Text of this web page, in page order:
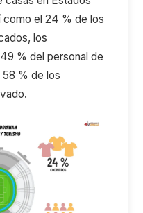
como el 24 % de los
los
% del personal de
58 % de los